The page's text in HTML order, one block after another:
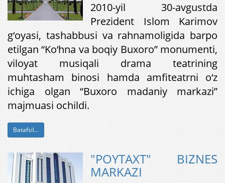
2010-yil 30-avgustda
Prezident Islom Karimov
g‘oyasi, tashabbusi va rahnamoligida barpo
etilgan “Ko‘hna va boqiy Buxoro” monumenti,
viloyat musiqali drama teatrining
muhtasham binosi hamda amfiteatrni o‘z
ichiga olgan “Buxoro madaniy markazi”
majmuasi ochildi.
Batafsil...
"POYTAXT" BIZNES
MARKAZI